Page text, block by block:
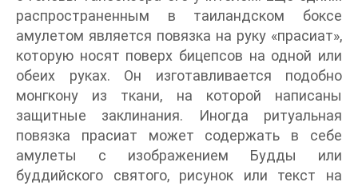
распространенным в таиландском боксе
амулетом является повязка на руку «прасиат»,
которую носят поверх бицепсов на одной или
обеих руках. Он изготавливается подобно
монгкону из ткани, на которой написаны
защитные заклинания. Иногда ритуальная
повязка прасиат может содержать в себе
амулеты с изображением Будды или
буддийского святого, рисунок или текст на